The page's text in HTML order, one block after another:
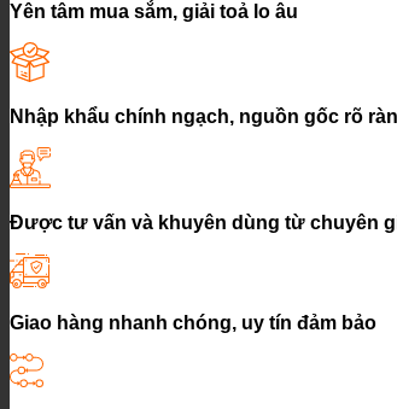
Yên tâm mua sắm, giải toả lo âu
Nhập khẩu chính ngạch, nguồn gốc rõ
Được tư vấn và khuyên dùng từ chuyên
Giao hàng nhanh chóng, uy tín đảm bảo